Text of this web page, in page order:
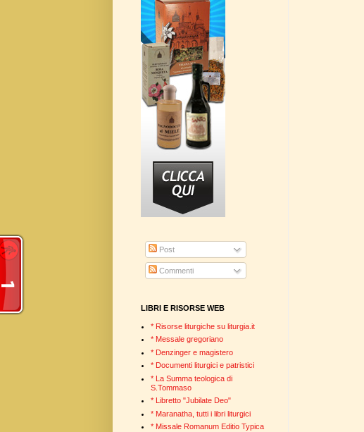
Post
Commenti
LIBRI E RISORSE WEB
* Risorse liturgiche su liturgia.it
* Messale gregoriano
* Denzinger e magistero
* Documenti liturgici e patristici
* La Summa teologica di
S.Tommaso
* Libretto "Jubilate Deo"
* Maranatha, tutti i libri liturgici
* Missale Romanum Editio Typica